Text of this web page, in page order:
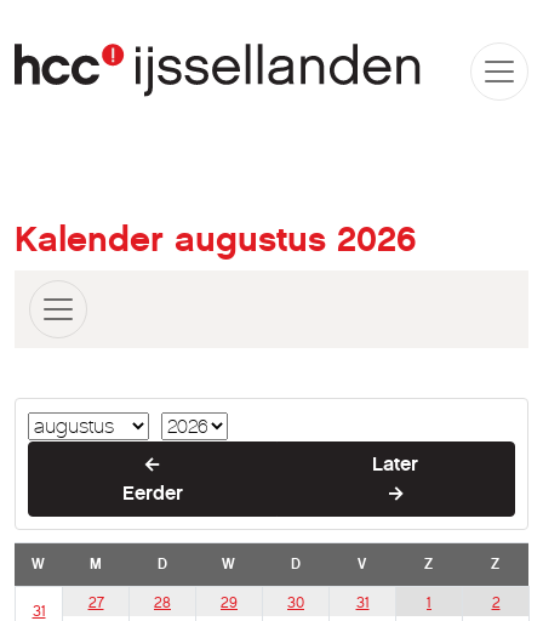
Kalender augustus 2026
←
Eerder
Later
→
W M D W D V Z Z
31 27 28 29 30 31 1 2